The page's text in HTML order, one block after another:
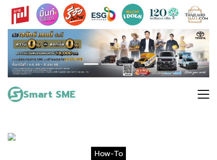
Skip
content
Smart SME
Search
for:
How-To